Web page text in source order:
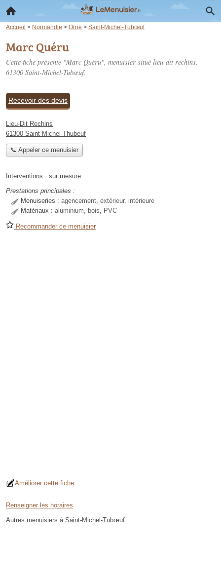
Accueil > Normandie > Orne > Saint-Michel-Tubœuf
Marc Quéru
Cette fiche présente "Marc Quéru", menuisier situé lieu-dit rechins,
61300 Saint-Michel-Tubœuf.
Recevoir des devis
Lieu-Dit Rechins
61300 Saint Michel Thubeuf
📞 Appeler ce menuisier
Interventions : sur mesure
Prestations principales :
Menuiseries : agencement, extérieur, intérieure
Matériaux : aluminium, bois, PVC
Recommander ce menuisier
Améliorer cette fiche
Renseigner les horaires
Autres menuisiers à Saint-Michel-Tubœuf